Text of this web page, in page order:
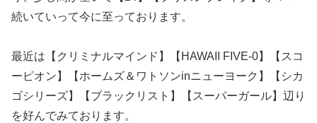
続いていって今に至っております。
最近は【クリミナルマインド】【HAWAII FIVE-0】【スコ
ーピオン】【ホームズ＆ワトソンinニューヨーク】【シカ
ゴシリーズ】【ブラックリスト】【スーパーガール】辺り
を好んでみております。